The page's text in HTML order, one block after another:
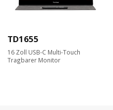
TD1655
16 Zoll USB-C Multi-Touch
Tragbarer Monitor